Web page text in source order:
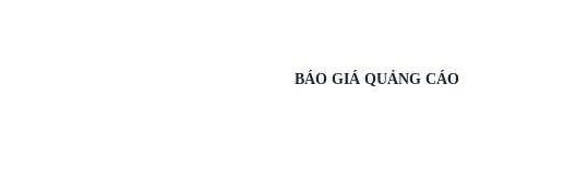
BÁO GIÁ QUẢNG CÁO